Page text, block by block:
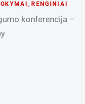
, RENGINIAI
konferencija –